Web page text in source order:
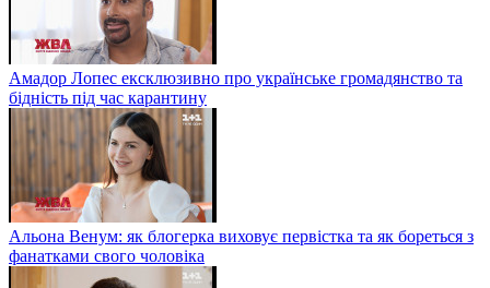
Амадор Лопес ексклюзивно про українське громадянство та
бідність під час карантину
Альона Венум: як блогерка виховує первістка та як бореться з
фанатками свого чоловіка